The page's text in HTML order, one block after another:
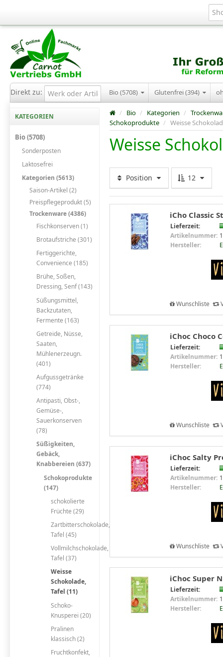
Direkt zu: Bio (5708) Glutenfrei (394)
KATEGORIEN
Bio (5708)
Sonderposten
Laktosefrei
Kategorien (5613)
Saison-Artikel (2)
Preispflegeprodukt (5)
Trockenware (4386)
Fischkonserven (1)
Brotaufstriche (301)
Fertiggerichte,
Convenience (185)
Brühe, Soßen,
Dressing, Senf (143)
Süßungsmittel,
Backzutaten,
Fermente (163)
Getreide, Nüsse,
Saaten,
Mühlenerzeugn.
(401)
Aufgussgetränke
(774)
Antipasti, Obst-,
Gemüse-,
Sauerkonserven
(78)
Süßigkeiten,
Gebäck,
Knabbereien (637)
Schokoprodukte
(147)
schokolierte
Früchte (29)
Zartbitterschokolade,
Tafel (45)
Vollmilchschokolade,
Tafel (37)
Weisse
Schokolade,
Tafel (11)
Schoko-
Knusperei (20)
Pralinen
klassisch (2)
Fruchtkonfekt,
/ Bio / Kategorien /
Schokoprodukte / Weisse
Weisse
Position 12
iCho Classic
Lieferzeit:
Artikelnummer:
Hersteller:
Wunschliste
iChoc Choco
Lieferzeit:
Artikelnummer:
Hersteller:
Wunschliste
iChoc Salty
Lieferzeit:
Artikelnummer:
Hersteller:
Wunschliste
iChoc Super
Lieferzeit:
Artikelnummer:
Hersteller: